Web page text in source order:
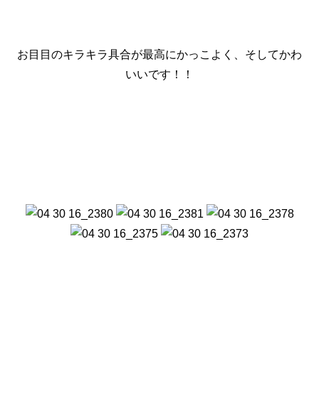
お目目のキラキラ具合が最高にかっこよく、そしてかわ
いいです！！